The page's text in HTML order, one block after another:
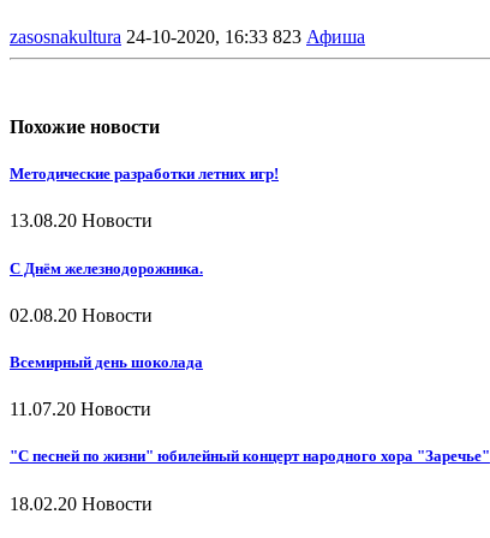
zasosnakultura 24-10-2020, 16:33 823 Афиша
Похожие новости
Методические разработки летних игр!
13.08.20 Новости
С Днём железнодорожника.
02.08.20 Новости
Всемирный день шоколада
11.07.20 Новости
"С песней по жизни" юбилейный концерт народного хора "Заречье"
18.02.20 Новости